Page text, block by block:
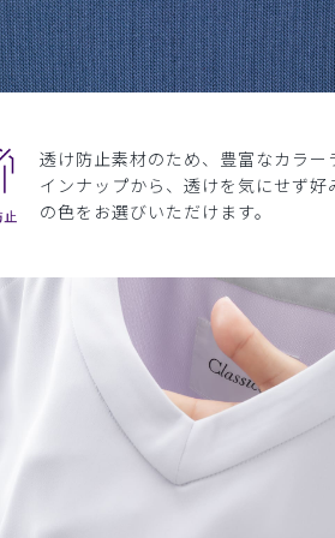
透け防止素材のため、豊富なカラー
インナップから、透けを気にせず好
の色をお選びいただけます。